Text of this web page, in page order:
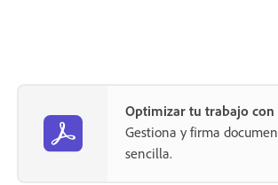
Optimizar tu trabajo con
Gestiona y firma
sencilla.